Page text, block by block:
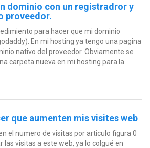
dominio con un registradror y
proveedor.
para hacer que mi dominio
En mi hosting ya tengo una pagina
nativo del proveedor. Obviamente se
carpeta nueva en mi hosting para la
que aumenten mis visites web
el numero de visitas por articulo figura 0
visitas a este web, ya lo colgué en